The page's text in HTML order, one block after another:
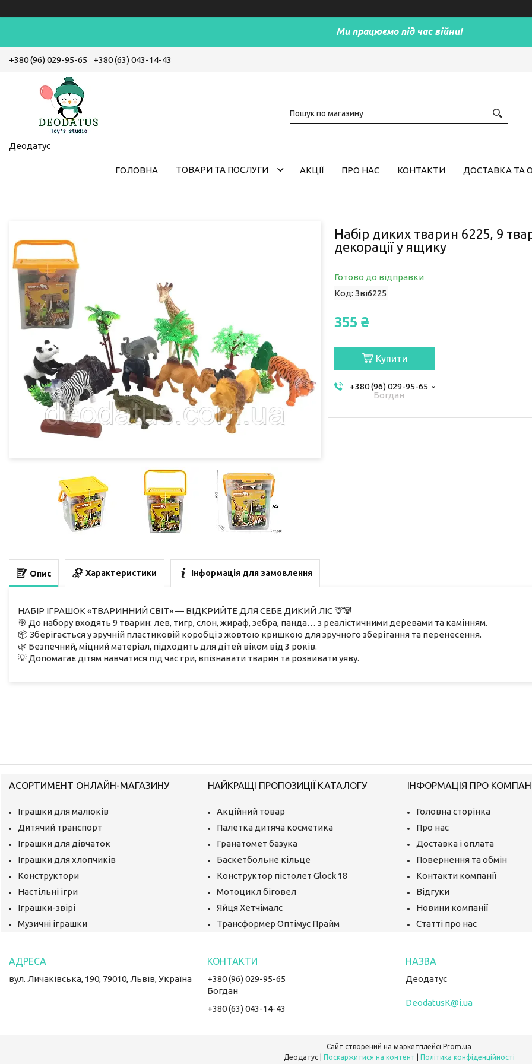
Ми працюємо під час війни!
+380 (96) 029-95-65 +380 (63) 043-14-43
Деодатус
ГОЛОВНА ТОВАРИ ТА ПОСЛУГИ АКЦІЇ ПРО НАС КОНТАКТИ ДОСТАВКА ТА
Набір диких тварин 6225, 9
декорації у ящику
Готово до відправки
Код: Зві6225
355 ₴
Купити
+380 (96) 029-95-65
Богдан
Опис Характеристики Інформація для замовлення
НАБІР ІГРАШОК «ТВАРИННИЙ СВІТ» — ВІДКРИЙТЕ ДЛЯ СЕБЕ ДИКИЙ ЛІС 🦒🐼
🎯 До набору входять 9 тварин: лев, тигр, слон, жираф, зебра, панда… з реалістичними деревами та камінням.
📦 Зберігається у зручній пластиковій коробці з жовтою кришкою для зручного зберігання та перенесення.
🌿 Безпечний, міцний матеріал, підходить для дітей віком від 3 років.
💡 Допомагає дітям навчатися під час гри, впізнавати тварин та розвивати уяву.
АСОРТИМЕНТ ОНЛАЙН-МАГАЗИНУ
Іграшки для малюків
Дитячий транспорт
Іграшки для дівчаток
Іграшки для хлопчиків
Конструктори
Настільні ігри
Іграшки-звірі
Музичні іграшки
НАЙКРАЩІ ПРОПОЗИЦІЇ КАТАЛОГУ
Акційний товар
Палетка дитяча косметика
Гранатомет базука
Баскетбольне кільце
Конструктор пістолет Glock 18
Мотоцикл біговел
Яйця Хетчімалс
Трансформер Оптімус Прайм
ІНФОРМАЦІЯ ПРО
Головна сторінка
Про нас
Доставка і оплата
Повернення та обмін
Контакти компанії
Відгуки
Новини компанії
Статті про нас
вул. Личаківська, 190, 79010, Львів, Україна
+380 (96) 029-95-65
Богдан
+380 (63) 043-14-43
Деодатус
DeodatusK@i.ua
Сайт створений на маркетплейсі Prom.ua
Поскаржитися на контент Політика конфіденційності